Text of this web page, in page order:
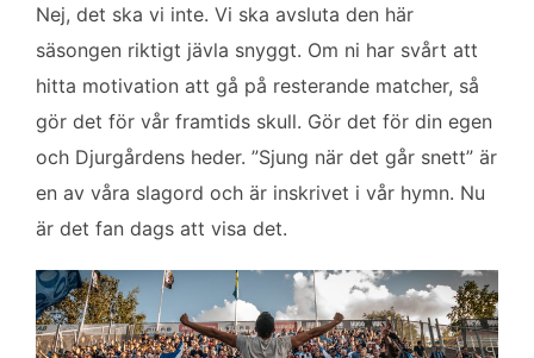
Nej, det ska vi inte. Vi ska avsluta den här
säsongen riktigt jävla snyggt. Om ni har svårt att
hitta motivation att gå på resterande matcher, så
gör det för vår framtids skull. Gör det för din egen
och Djurgårdens heder. ”Sjung när det går snett” är
en av våra slagord och är inskrivet i vår hymn. Nu
är det fan dags att visa det.